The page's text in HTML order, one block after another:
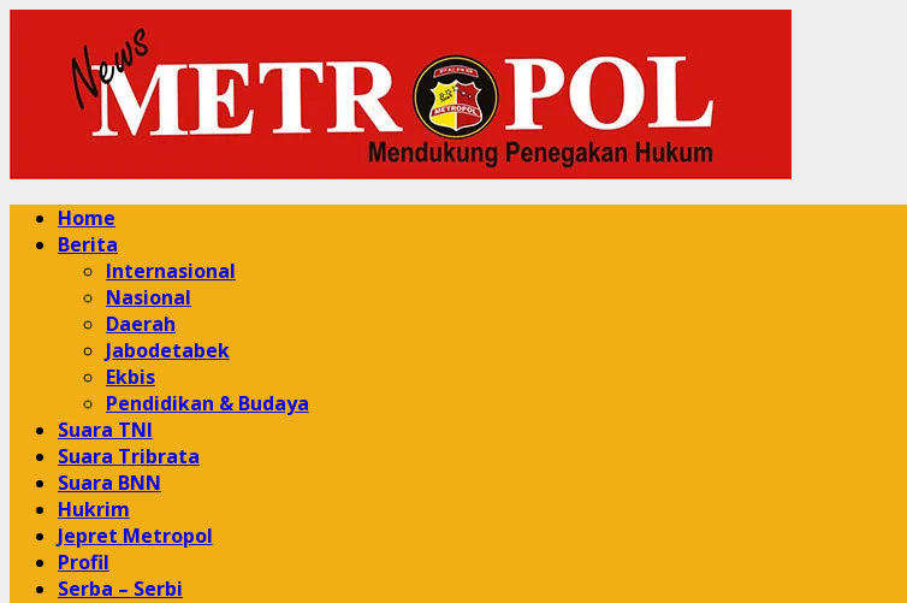
content
Primary
Menu
Home
Berita
Internasional
Nasional
Daerah
Jabodetabek
Ekbis
Pendidikan & Budaya
Suara TNI
Suara Tribrata
Suara BNN
Hukrim
Jepret Metropol
Profil
Serba – Serbi